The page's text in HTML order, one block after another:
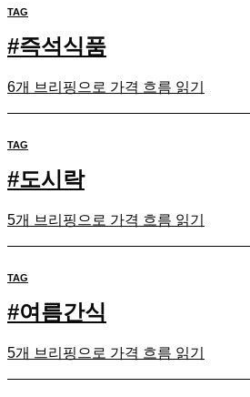
TAG
#즉석식품
6개 브리핑으로 가격 흐름 읽기
TAG
#도시락
5개 브리핑으로 가격 흐름 읽기
TAG
#여름간식
5개 브리핑으로 가격 흐름 읽기